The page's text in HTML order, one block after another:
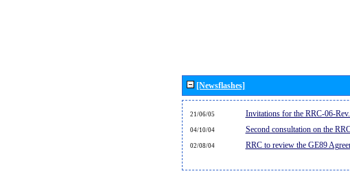
[Newsflashes]
21/06/05 Invitations for the RRC-06-
04/10/04 Second consultation on the
02/08/04 RRC to review the GE89